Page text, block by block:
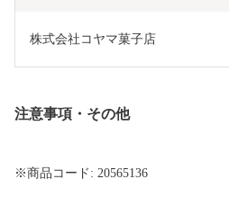
株式会社コヤマ菓子店
注意事項・その他
※商品コード: 20565136